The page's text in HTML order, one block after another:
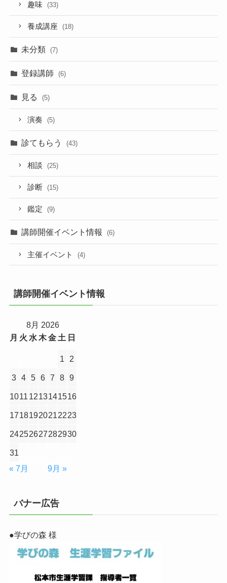
趣味 (33)
養成講座 (18)
未分類 (7)
登録講師 (6)
見る (5)
演奏 (5)
診てもらう (43)
相談 (25)
診断 (15)
鑑定 (9)
講師開催イベント情報 (6)
主催イベント (4)
講師開催イベント情報
8月 2026
月 火 水木金 土 日
1 2
3 4 5 6 7 8 9
1011 1213141516
17181920212223
24252627282930
31
« 7月
9月 »
バナー広告
●学びの森 様